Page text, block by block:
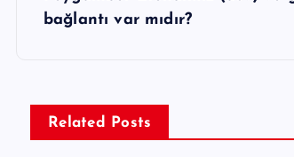
bağlantı var mıdır?
Related Posts